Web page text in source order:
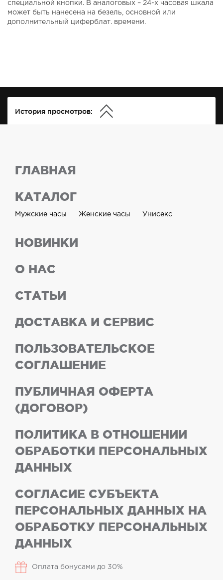
специальной кнопки. В аналоговых – 24-х часовая шкала
может быть нанесена на безель, основной или
дополнительный циферблат. времени.
История просмотров:
ГЛАВНАЯ
КАТАЛОГ
Мужские часы Женские часы Унисекс
НОВИНКИ
О НАС
СТАТЬИ
ДОСТАВКА И СЕРВИС
ПОЛЬЗОВАТЕЛЬСКОЕ
СОГЛАШЕНИЕ
ПУБЛИЧНАЯ ОФЕРТА
(ДОГОВОР)
ПОЛИТИКА В ОТНОШЕНИИ
ОБРАБОТКИ ПЕРСОНАЛЬНЫХ
ДАННЫХ
СОГЛАСИЕ СУБЪЕКТА
ПЕРСОНАЛЬНЫХ ДАННЫХ НА
ОБРАБОТКУ ПЕРСОНАЛЬНЫХ
ДАННЫХ
Оплата бонусами до 30%